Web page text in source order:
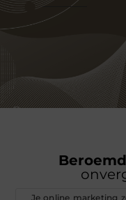
Je online marketing